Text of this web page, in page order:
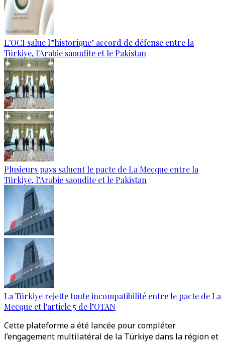
L'OCI salue l'"historique" accord de défense entre la
Türkiye, l'Arabie saoudite et le Pakistan
Plusieurs pays saluent le pacte de La Mecque entre la
Türkiye, l’Arabie saoudite et le Pakistan
La Türkiye rejette toute incompatibilité entre le pacte de La
Mecque et l'article 5 de l’OTAN
Cette plateforme a été lancée pour compléter
l’engagement multilatéral de la Türkiye dans la région et